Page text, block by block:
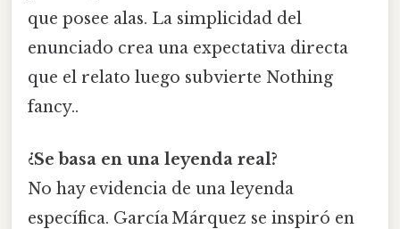
que posee alas. La simplicidad del
enunciado crea una expectativa directa
que el relato luego subvierte Nothing
fancy..
¿Se basa en una leyenda real?
No hay evidencia de una leyenda
específica. García Márquez se inspiró en